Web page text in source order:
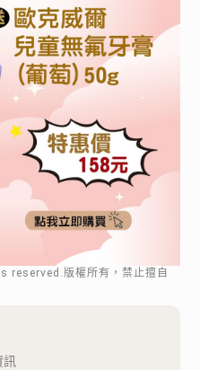
reserved.版權所有，禁止擅自